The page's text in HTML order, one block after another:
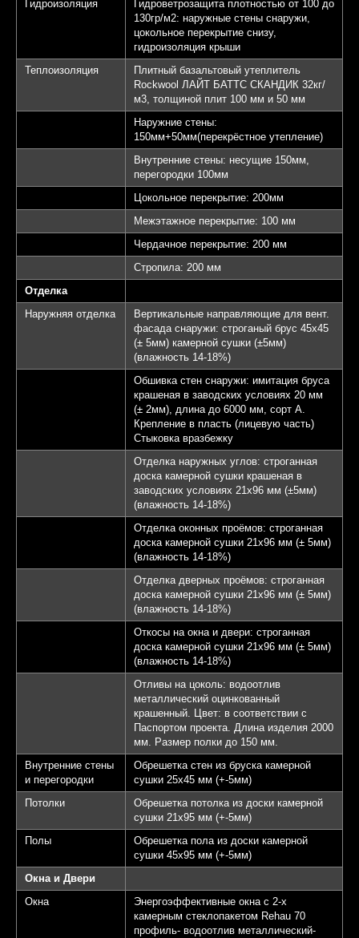
Гидроизоляция
Гидроветрозащита плотностью от 100 до
130гр/м2: наружные стены снаружи,
цокольное перекрытие снизу,
гидроизоляция крыши
Теплоизоляция
Плитный базальтовый утеплитель
Rockwool ЛАЙТ БАТТС СКАНДИК 32кг/
м3, толщиной плит 100 мм и 50 мм
Наружние стены:
150мм+50мм(перекрёстное утепление)
Внутренние стены: несущие 150мм,
перегородки 100мм
Цокольное перекрытие: 200мм
Межэтажное перекрытие: 100 мм
Чердачное перекрытие: 200 мм
Стропила: 200 мм
Отделка
Наружняя отделка
Вертикальные направляющие для вент.
фасада снаружи: строганый брус 45х45
(± 5мм) камерной сушки (±5мм)
(влажность 14-18%)
Обшивка стен снаружи: имитация бруса
крашеная в заводских условиях 20 мм
(± 2мм), длина до 6000 мм, сорт А.
Крепление в пласть (лицевую часть)
Стыковка вразбежку
Отделка наружных углов: строганная
доска камерной сушки крашеная в
заводских условиях 21х96 мм (±5мм)
(влажность 14-18%)
Отделка оконных проёмов: строганная
доска камерной сушки 21х96 мм (± 5мм)
(влажность 14-18%)
Отделка дверных проёмов: строганная
доска камерной сушки 21х96 мм (± 5мм)
(влажность 14-18%)
Откосы на окна и двери: строганная
доска камерной сушки 21х96 мм (± 5мм)
(влажность 14-18%)
Отливы на цоколь: водоотлив
металлический оцинкованный
крашенный. Цвет: в соответствии с
Паспортом проекта. Длина изделия 2000
мм. Размер полки до 150 мм.
Внутренние стены
и перегородки
Обрешетка стен из бруска камерной
сушки 25х45 мм (+-5мм)
Потолки
Обрешетка потолка из доски камерной
сушки 21х95 мм (+-5мм)
Полы
Обрешетка пола из доски камерной
сушки 45х95 мм (+-5мм)
Окна и Двери
Окна
Энергоэффективные окна с 2-х
камерным стеклопакетом Rehau 70
профиль- водоотлив металлический-